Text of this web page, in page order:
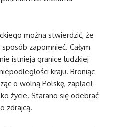
można stwierdzić, że
zapomnieć. Całym
istnieją granice ludzkiej
kraju. Broniąc
o wolną Polskę, zapłacił
życie. Starano się odebrać
zdrajcą.